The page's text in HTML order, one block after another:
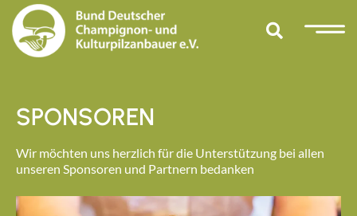
SPONSOREN
Wir möchten uns herzlich für die Unterstützung bei allen
unseren Sponsoren und Partnern bedanken